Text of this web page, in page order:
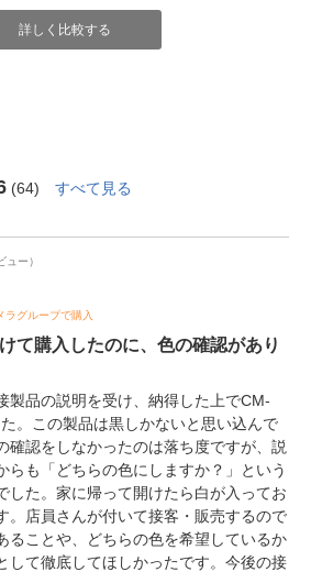
詳しく比較する
(64) すべて見る
ュー）
ラグループで購入
て購入したのに、色の確認があり
製品の説明を受け、納得した上でCM-
。この製品は黒しかないと思い込んで
確認をしなかったのは落ち度ですが、説
らも「どちらの色にしますか？」という
した。家に帰って開けたら白が入ってお
。店員さんが付いて接客・販売するので
ることや、どちらの色を希望しているか
して徹底してほしかったです。今後の接